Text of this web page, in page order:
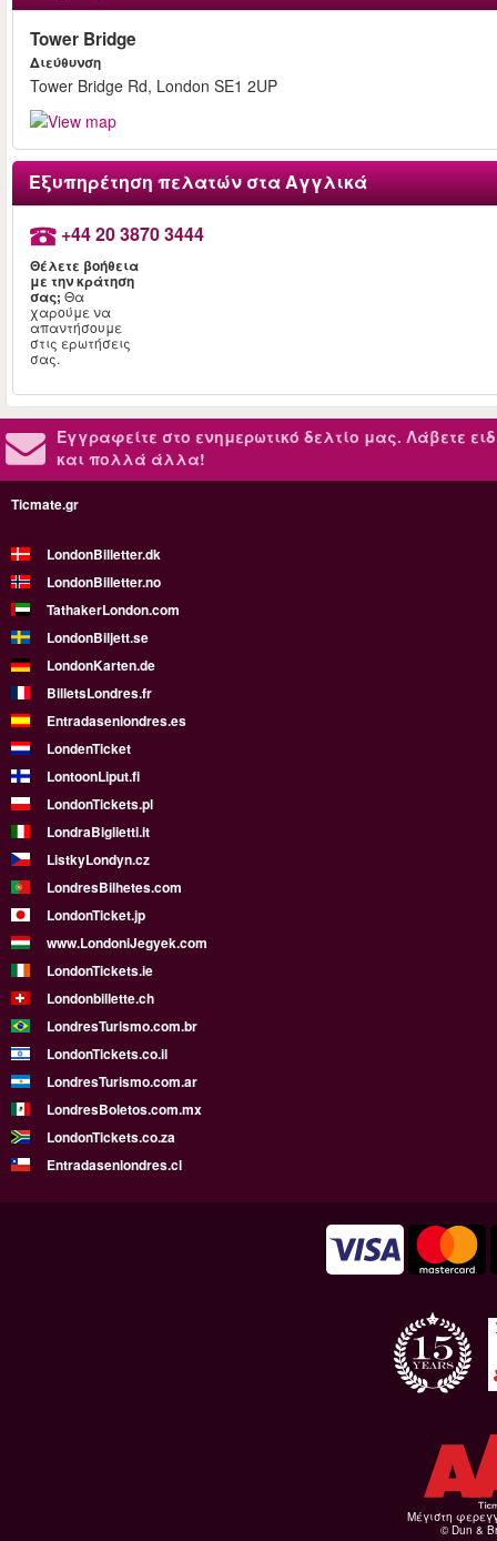
Tower Bridge
Διεύθυνση
Tower Bridge Rd, London SE1 2UP
Εξυπηρέτηση πελατών στα Αγγλικά
+44 20 3870 3444
Θέλετε βοήθεια
με την κράτηση
σας; Θα
χαρούμε να
απαντήσουμε
στις ερωτήσεις
σας.
Εγγραφείτε στο ενημερωτικό δελτίο μας. Λάβετε
και πολλά άλλα!
Ticmate.gr
LondonBilletter.dk
LondonBilletter.no
TathakerLondon.com
LondonBiljett.se
LondonKarten.de
BilletsLondres.fr
Entradasenlondres.es
LondenTicket
LontoonLiput.fi
LondonTickets.pl
LondraBiglietti.it
ListkyLondyn.cz
LondresBilhetes.com
LondonTicket.jp
www.LondoniJegyek.com
LondonTickets.ie
Londonbillette.ch
LondresTurismo.com.br
LondonTickets.co.il
LondresTurismo.com.ar
LondresBoletos.com.mx
LondonTickets.co.za
Entradasenlondres.cl
Μέγιστη
© Dun &